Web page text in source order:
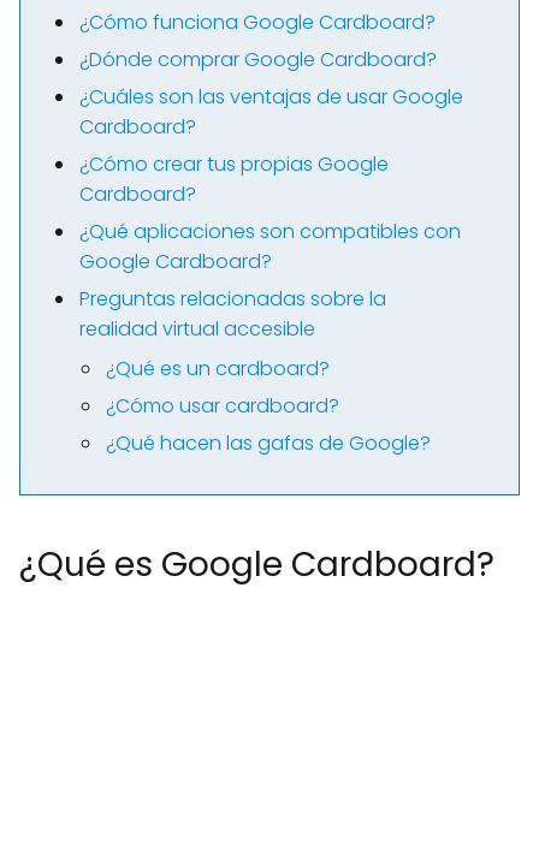
¿Cómo funciona Google Cardboard?
¿Dónde comprar Google Cardboard?
¿Cuáles son las ventajas de usar Google
Cardboard?
¿Cómo crear tus propias Google
Cardboard?
¿Qué aplicaciones son compatibles con
Google Cardboard?
Preguntas relacionadas sobre la
realidad virtual accesible
¿Qué es un cardboard?
¿Cómo usar cardboard?
¿Qué hacen las gafas de Google?
¿Qué es Google Cardboard?